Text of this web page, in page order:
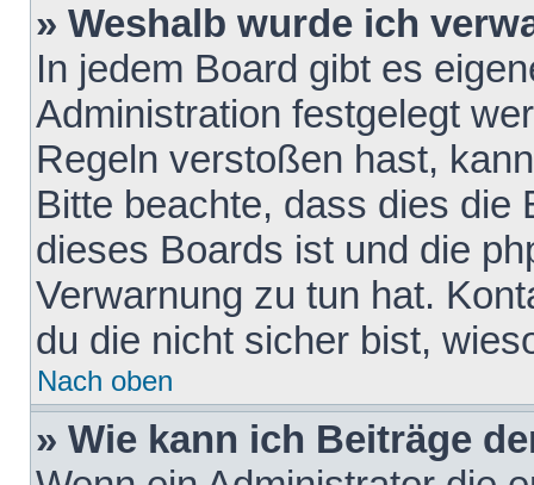
» Weshalb wurde ich
In jedem Board gibt es
Administration festgelegt
Regeln verstoßen hast,
Bitte beachte, dass dies die
dieses Boards ist und die
Verwarnung zu tun hat.
du die nicht sicher bist,
Nach oben
» Wie kann ich Beiträge